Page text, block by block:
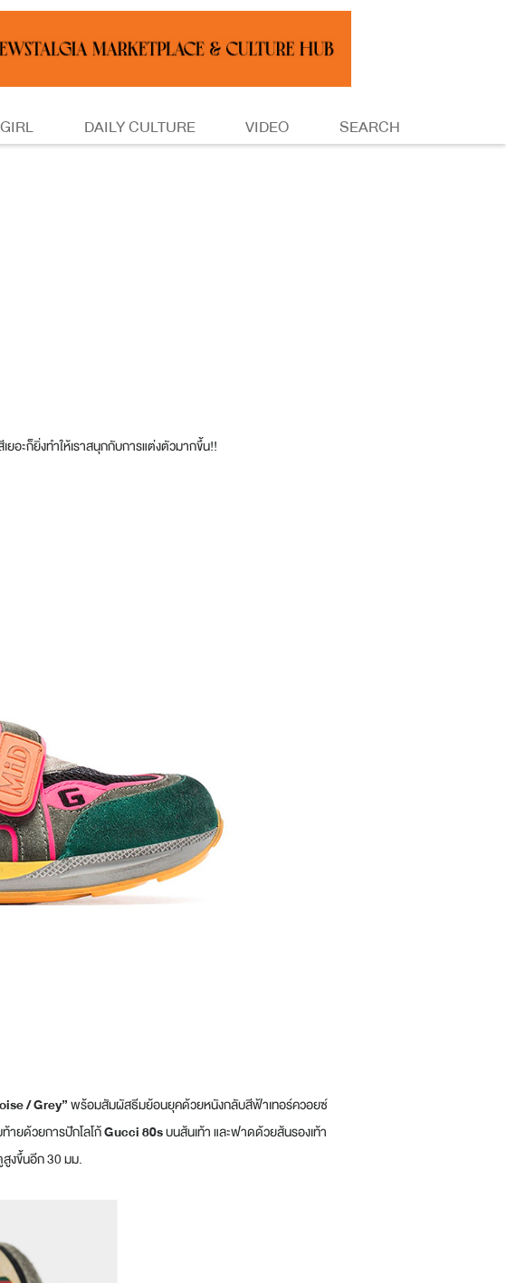
DAILY CULTURE VIDEO SEARCH
ยอะก็ยิ่งทำให้เราสนุกกับการแต่งตัวมากขึ้น!!
/ Grey”พร้อมสัมผัสธีมย้อนยุคด้วยหนังกลับสีฟ้าเทอร์ควอยซ์
ายด้วยการปักโลโก้Gucci 80sบนส้นเท้า และฟาดด้วยส้นรองเท้า
งขึ้นอีก30มม.